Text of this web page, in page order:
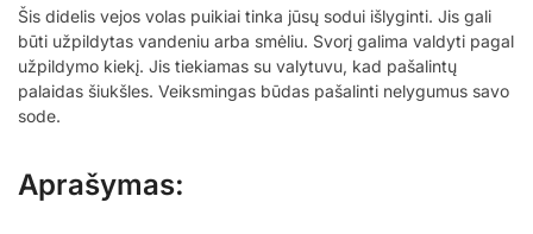
Šis didelis vejos volas puikiai tinka jūsų sodui išlyginti. Jis gali
būti užpildytas vandeniu arba smėliu. Svorį galima valdyti pagal
užpildymo kiekį. Jis tiekiamas su valytuvu, kad pašalintų
palaidas šiukšles. Veiksmingas būdas pašalinti nelygumus savo
sode.
Aprašymas: